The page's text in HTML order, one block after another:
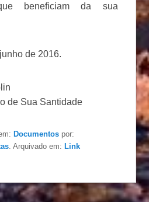
beneficiam da sua
de 2016.
de Sua Santidade
Documentos por:
. Arquivado em:Link